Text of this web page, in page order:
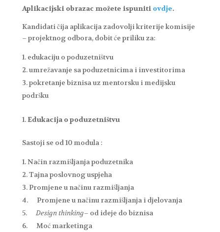
Aplikacijski obrazac možete ispuniti ovdje.
Kandidati čija aplikacija zadovolji kriterije komisije
– projektnog odbora, dobit će priliku za:
edukaciju o poduzetništvu
umrežavanje sa poduzetnicima i investitorima
pokretanje biznisa uz mentorsku i medijsku
podršku
Edukacija o poduzetništvu
Sastoji se od 10 modula :
Način razmišljanja poduzetnika
Tajna poslovnog uspjeha
Promjene u načinu razmišljanja
Promjene u načinu razmišljanja i djelovanja
Design thinking– od ideje do biznisa
Moć marketinga